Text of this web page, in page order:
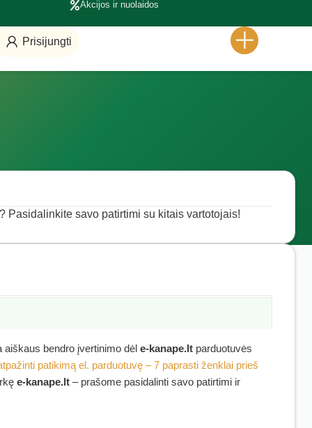
Akcijos ir nuolaidos
Prisijungti
Pasidalinkite savo patirtimi su kitais vartotojais!
aiškaus bendro įvertinimo dėl e-kanape.lt parduotuvės
patikimą el. parduotuvę – 7 paprasti ženklai prieš
e-kanape.lt – prašome pasidalinti savo patirtimi ir